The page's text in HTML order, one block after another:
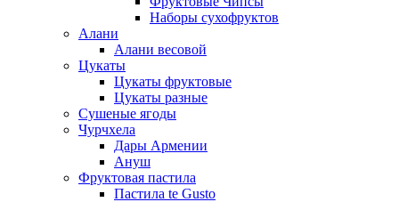
Наборы сухофруктов
Алани
Алани весовой
Цукаты
Цукаты фруктовые
Цукаты разные
Сушеные ягоды
Чурчхела
Дары Армении
Ануш
Фруктовая пастила
Пастила te Gusto